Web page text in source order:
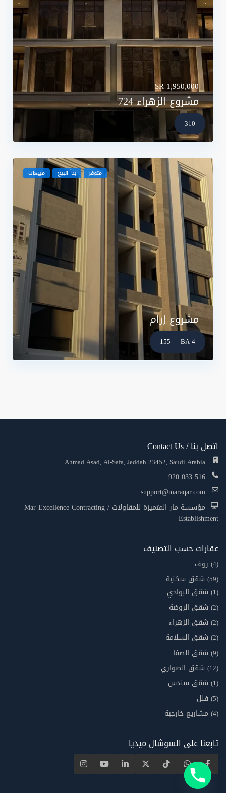
SR 1,950,000
مشروع الزهراء 724
310
مبيعات بدأ البيع متوفر
مشروع إرام
4 BA
155
اتصل بنا / Contact Us
Ahmad Asad, Al-Safa, Jeddah 23452, Saudi Arabia
920 033 516
support@maraqar.com
مؤسسة مار المتميزة للمقاولات / Mar Excellence Contracting
Establishment
عقارات حسب التصنيف
روف (4)
شقق سكنية (59)
شقق البوادي (1)
شقق الروضة (2)
شقق الزهراء (2)
شقق السلامة (2)
شقق الصفا (9)
شقق الصواري (12)
شقق سندس (1)
فلل (5)
مشاريع خارجية (4)
تابعنا على السوشال ميديا